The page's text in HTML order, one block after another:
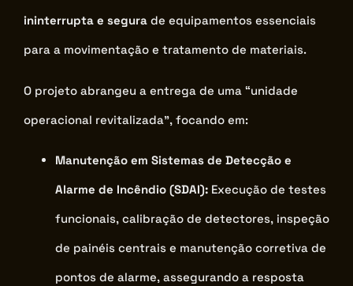
ininterrupta e segura de equipamentos essenciais
para a movimentação e tratamento de materiais.
O projeto abrangeu a entrega de uma “unidade
operacional revitalizada”, focando em:
Manutenção em Sistemas de Detecção e
Alarme de Incêndio (SDAI): Execução de testes
funcionais, calibração de detectores, inspeção
de painéis centrais e manutenção corretiva de
pontos de alarme, assegurando a resposta